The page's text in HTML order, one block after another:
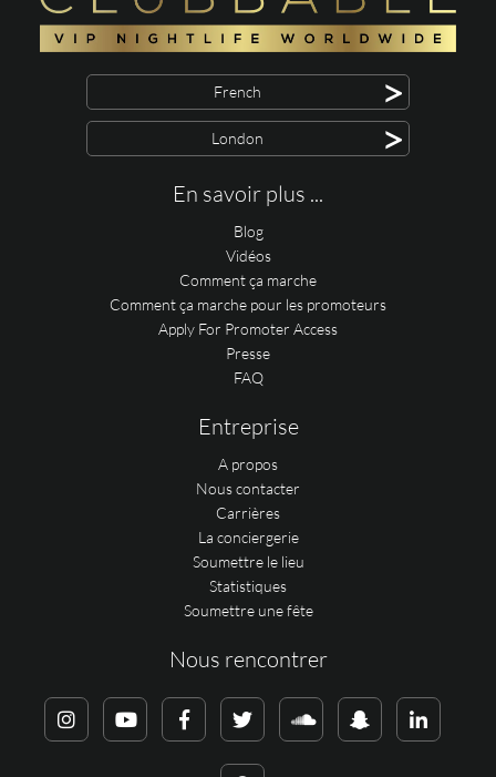
French >
London >
En savoir plus ...
Blog
Vidéos
Comment ça marche
Comment ça marche pour les promoteurs
Apply For Promoter Access
Presse
FAQ
Entreprise
A propos
Nous contacter
Carrières
La conciergerie
Soumettre le lieu
Statistiques
Soumettre une fête
Nous rencontrer